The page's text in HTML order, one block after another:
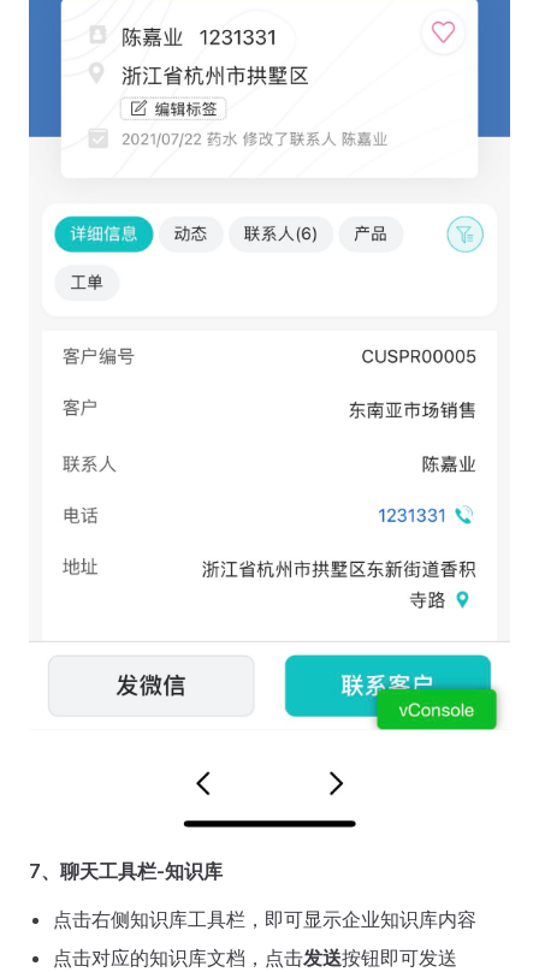
7、聊天工具栏-知识库
点击右侧知识库工具栏，即可显示企业知识库内容
点击对应的知识库文档，点击发送按钮即可发送